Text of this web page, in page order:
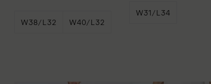
W38/L32 W40/L32
W31/L34